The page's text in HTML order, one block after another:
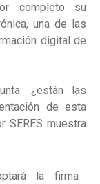
completo su
una de las
digital de
¿están las
de esta
SERES muestra
la firma